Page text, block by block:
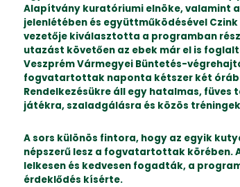
Alapítvány kuratóriumi elnöke, valamint
jelenlétében és együttműködésével
vezetője kiválasztotta a programban
utazást követően az ebek már el is
Veszprém Vármegyei Büntetés-
fogvatartottak naponta kétszer két
Rendelkezésükre áll egy hatalmas,
játékra, szaladgálásra és közös
A sors különös fintora, hogy az egyik
népszerű lesz a fogvatartottak
lelkesen és kedvesen fogadták, a
érdeklődés kísérte.